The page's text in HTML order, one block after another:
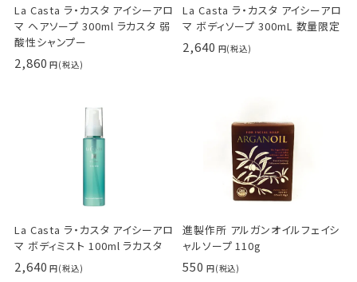
La Casta ラ・カスタ アイシーアロ
マ ヘアソープ 300ml ラカスタ 弱
酸性シャンプー
2,860
La Casta ラ・カスタ アイシーアロ
マ ボディソープ 300mL 数量限定
2,640
La Casta ラ・カスタ アイシーアロ
マ ボディミスト 100ml ラカスタ
2,640
進製作所 アルガンオイルフェイシ
ャルソープ 110g
550